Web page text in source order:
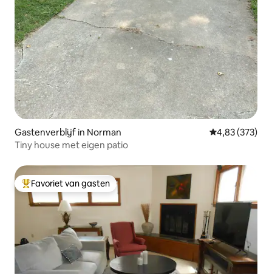
Gastenverblijf in Norman Gemiddelde
4,83 (373)
Tiny house met eigen patio
Topfavoriet van gasten
Favoriet van gasten